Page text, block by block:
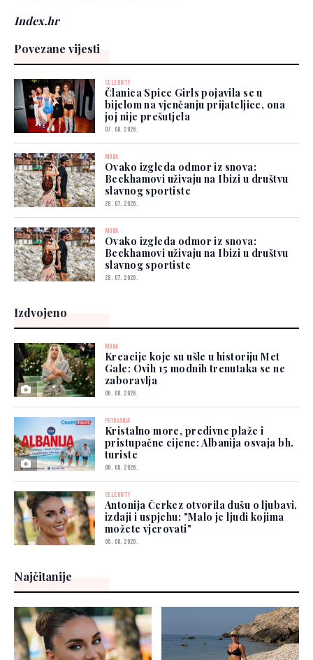
Index.hr
Povezane vijesti
CELEBRITY
Članica Spice Girls pojavila se u
bijelom na vjenčanju prijateljice, ona
joj nije prešutjela
07. 08. 2026.
MODA
Ovako izgleda odmor iz snova:
Beckhamovi uživaju na Ibizi u društvu
slavnog sportiste
28. 07. 2026.
MODA
Ovako izgleda odmor iz snova:
Beckhamovi uživaju na Ibizi u društvu
slavnog sportiste
28. 07. 2026.
Izdvojeno
MODA
Kreacije koje su ušle u historiju Met
Gale: Ovih 15 modnih trenutaka se ne
zaboravlja
06. 08. 2026.
PUTOVANJA
Kristalno more, predivne plaže i
pristupačne cijene: Albanija osvaja bh.
turiste
06. 08. 2026.
CELEBRITY
Antonija Čerkez otvorila dušu o ljubavi,
izdaji i uspjehu: "Malo je ljudi kojima
možete vjerovati"
05. 08. 2026.
Najčitanije